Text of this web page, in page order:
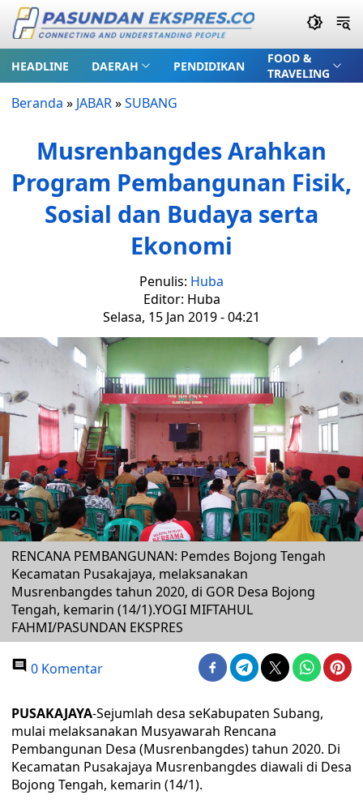
HEADLINE DAERAH PENDIDIKAN
FOOD &
TRAVELING
Beranda » JABAR»SUBANG
Musrenbangdes Arahkan
Program Pembangunan Fisik,
Sosial dan Budaya serta
Ekonomi
Penulis: Huba
Editor: Huba
Selasa, 15 Jan 2019 - 04:21
RENCANA PEMBANGUNAN: Pemdes Bojong Tengah
Kecamatan Pusakajaya, melaksanakan
Musrenbangdes tahun 2020, di GOR Desa Bojong
Tengah, kemarin (14/1).YOGI MIFTAHUL
FAHMI/PASUNDAN EKSPRES
0 Komentar
PUSAKAJAYA-Sejumlah desa seKabupaten Subang,
mulai melaksanakan Musyawarah Rencana
Pembangunan Desa (Musrenbangdes) tahun 2020. Di
Kecamatan Pusakajaya Musrenbangdes diawali di Desa
Bojong Tengah, kemarin (14/1).